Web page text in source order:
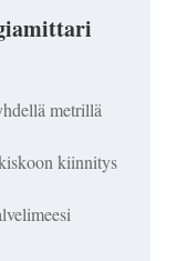
metrillä
kiinnitys